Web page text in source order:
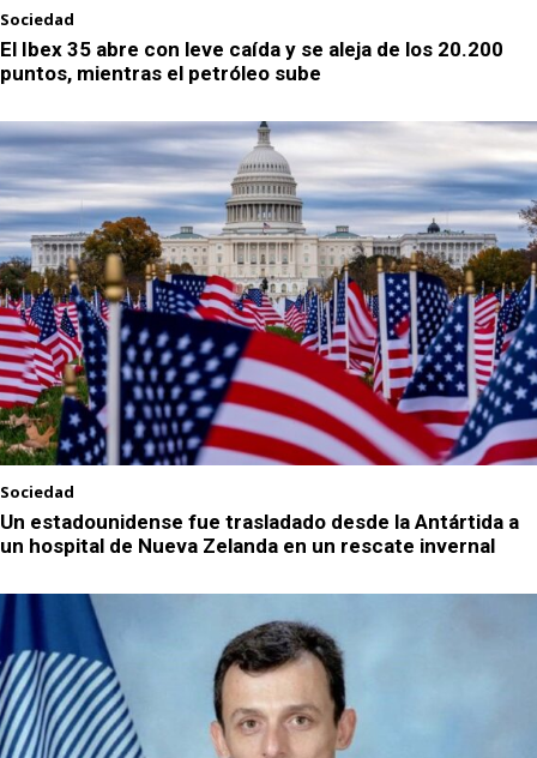
Sociedad
El Ibex 35 abre con leve caída y se aleja de los 20.200
puntos, mientras el petróleo sube
Sociedad
Un estadounidense fue trasladado desde la Antártida a
un hospital de Nueva Zelanda en un rescate invernal